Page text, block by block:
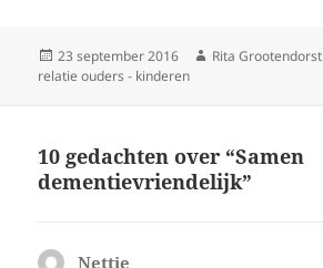
Geplaatst
op
23 september 2016 Auteur
Rita Grootendorst
relatie ouders - kinderen
10 gedachten over “Samen
dementievriendelijk”
Nettie